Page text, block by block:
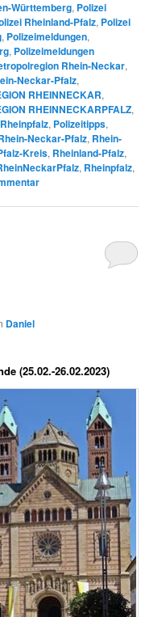
Württemberg, Polizei
Rheinland-Pfalz, Polizei
, Polizeimeldungen,
, Polizeimeldungen
Rhein-Neckar,
Neckar-Pfalz,
RHEINNECKAR,
RHEINNECKARPFALZ,
, Polizeitipps,
Neckar-Pfalz, Rhein-
Kreis, Rheinland-Pfalz,
, Rheinpfalz,
Daniel
(25.02.-26.02.2023)